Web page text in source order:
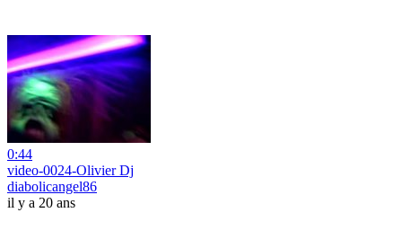
0:44
video-0024-Olivier Dj
diabolicangel86
il y a 20 ans